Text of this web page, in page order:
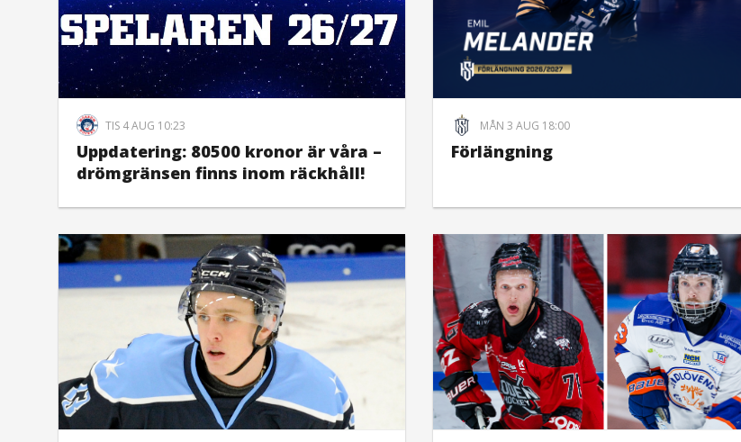
TIS 4 AUG 10:23
Uppdatering: 80500 kronor är våra –
drömgränsen finns inom räckhåll!
MÅN 3 AUG 18:00
Förlängning